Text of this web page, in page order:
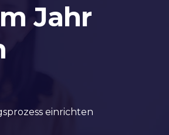
Jahr
einrichten